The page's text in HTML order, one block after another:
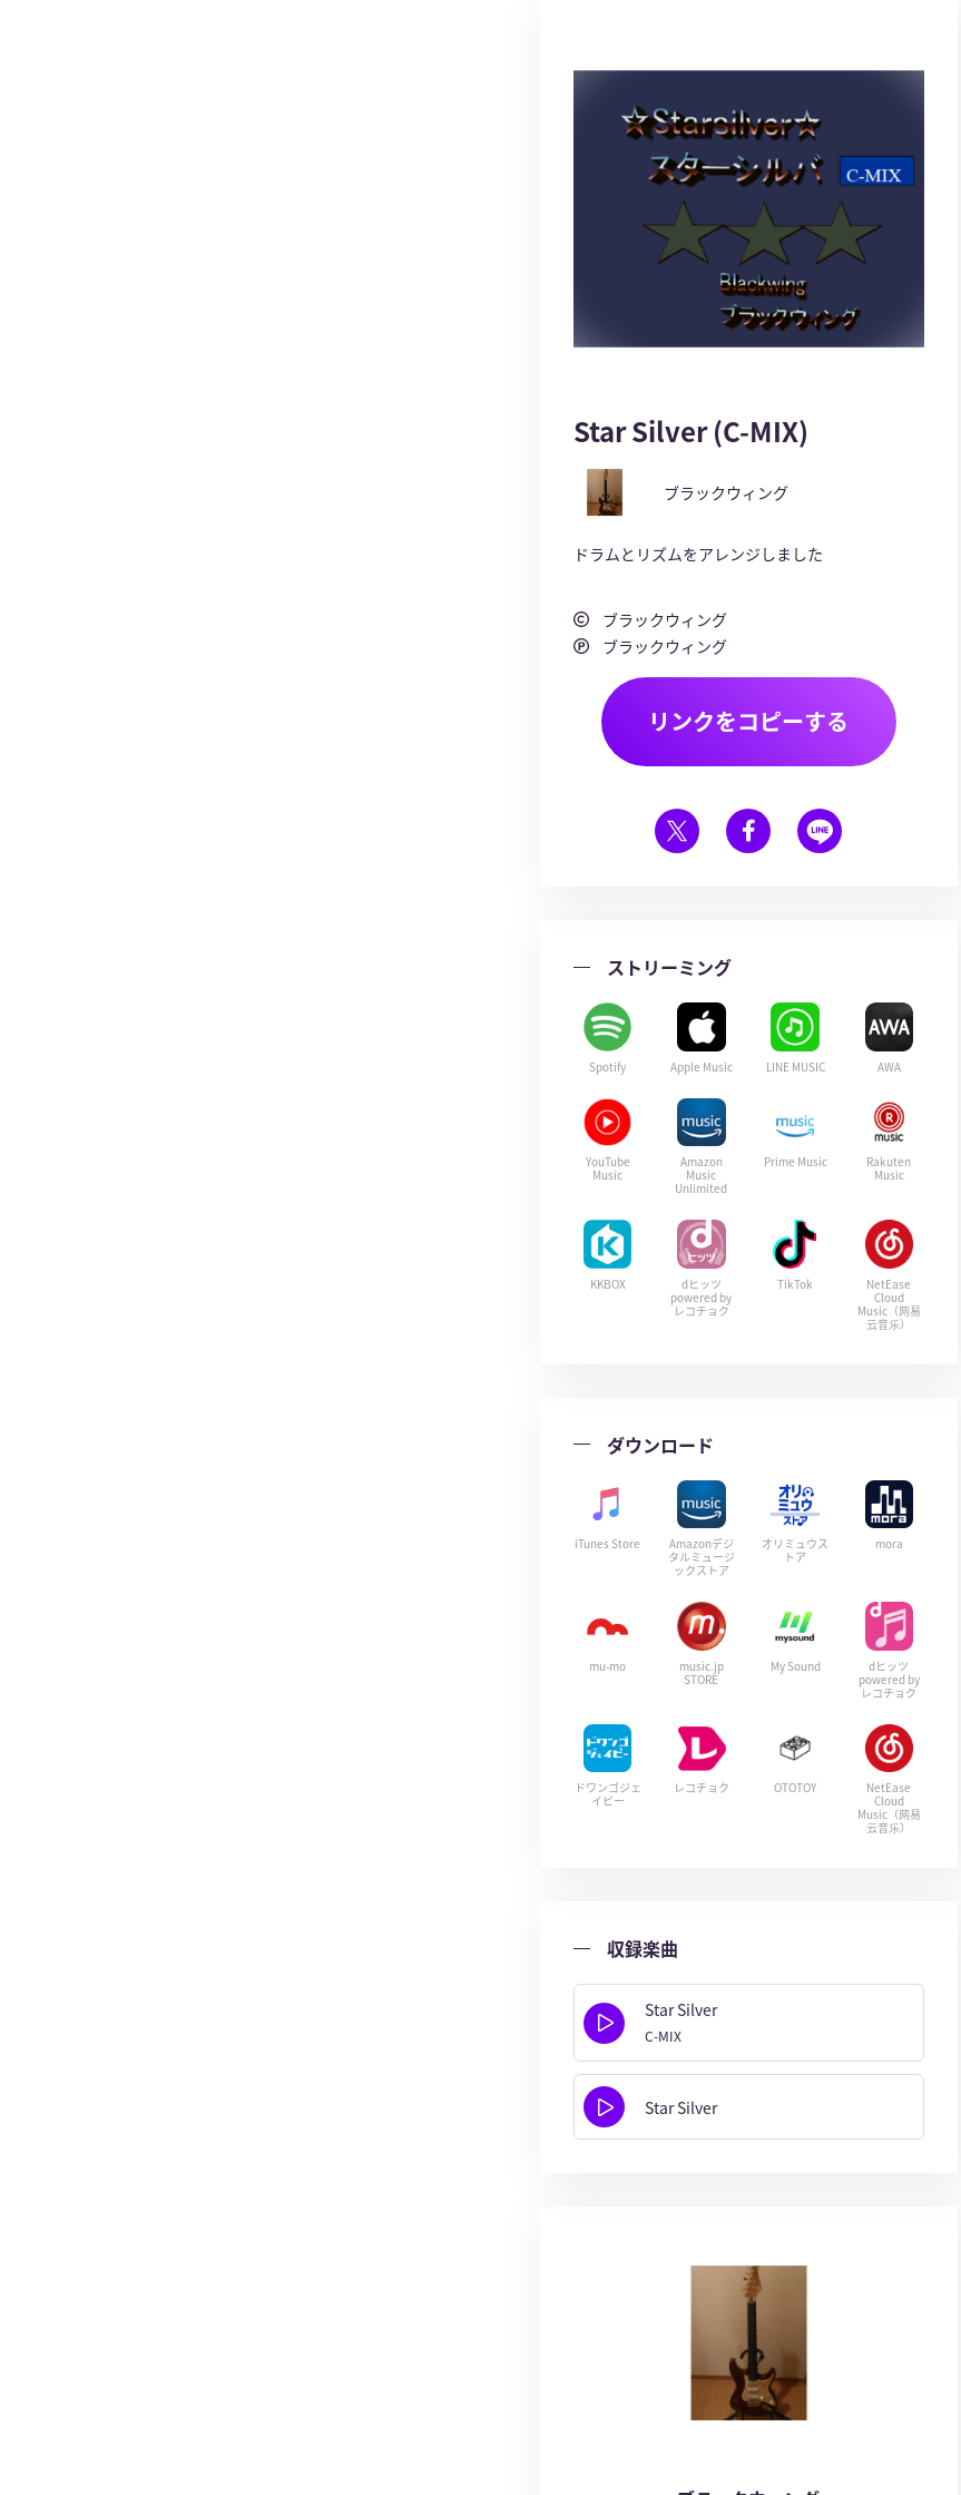
Star Silver (C-MIX)
ブラックウィング
ドラムとリズムをアレンジしました
ブラックウィング
ブラックウィング
リンクをコピーする
ストリーミング
Spotify Apple Music LINE MUSIC AWA
YouTube
Music
Amazon
Music
Unlimited
Prime Music
Rakuten
Music
KKBOX
dヒッツ
powered by
レコチョク
TikTok
NetEase
Cloud
Music（网易
云音乐）
ダウンロード
iTunes Store
Amazonデジ
タルミュージ
ックストア
オリミュウス
トア
mora
mu-mo
music.jp
STORE
My Sound
dヒッツ
powered by
レコチョク
ドワンゴジェ
イピー
レコチョク OTOTOY
NetEase
Cloud
Music（网易
云音乐）
収録楽曲
Star Silver
C-MIX
Star Silver